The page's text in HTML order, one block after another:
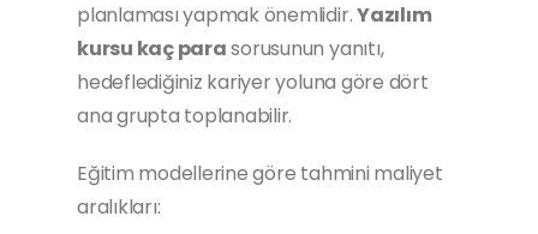
planlaması yapmak önemlidir.Yazılım
kursu kaç parasorusunun yanıtı,
hedeflediğiniz kariyer yoluna göre dört
ana grupta toplanabilir.
Eğitim modellerine göre tahmini maliyet
aralıkları: